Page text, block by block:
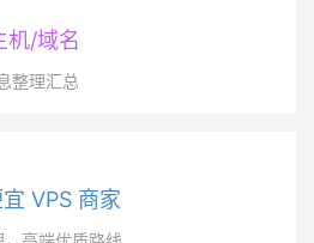
机/域名
整理汇总
VPS 商家